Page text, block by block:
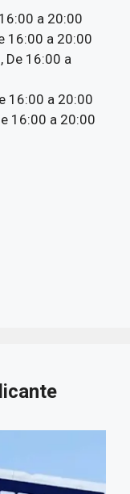
a 20:00
16:00 a 20:00
De 16:00 a
16:00 a 20:00
16:00 a 20:00